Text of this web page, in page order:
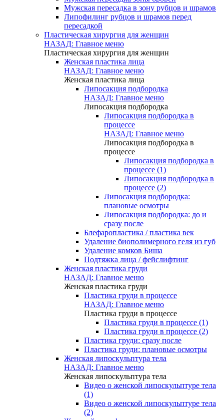
Мужская пересадка в зону рубцов и шрамов
Липофилинг рубцов и шрамов перед
пересадкой
Пластическая хирургия для женщин
НАЗАД: Главное меню
Пластическая хирургия для женщин
Женская пластика лица
НАЗАД: Главное меню
Женская пластика лица
Липосакция подбородка
НАЗАД: Главное меню
Липосакция подбородка
Липосакция подбородка в
процессе
НАЗАД: Главное меню
Липосакция подбородка в
процессе
Липосакция подбородка в
процессе (1)
Липосакция подбородка в
процессе (2)
Липосакция подбородка:
плановые осмотры
Липосакция подбородка: до и
сразу после
Блефаропластика / пластика век
Удаление биополимерного геля из губ
Удаление комков Биша
Подтяжка лица / фейслифтинг
Женская пластика груди
НАЗАД: Главное меню
Женская пластика груди
Пластика груди в процессе
НАЗАД: Главное меню
Пластика груди в процессе
Пластика груди в процессе (1)
Пластика груди в процессе (2)
Пластика груди: сразу после
Пластика груди: плановые осмотры
Женская липоскульптура тела
НАЗАД: Главное меню
Женская липоскульптура тела
Видео о женской липоскульптуре тела
(1)
Видео о женской липоскульптуре тела
(2)